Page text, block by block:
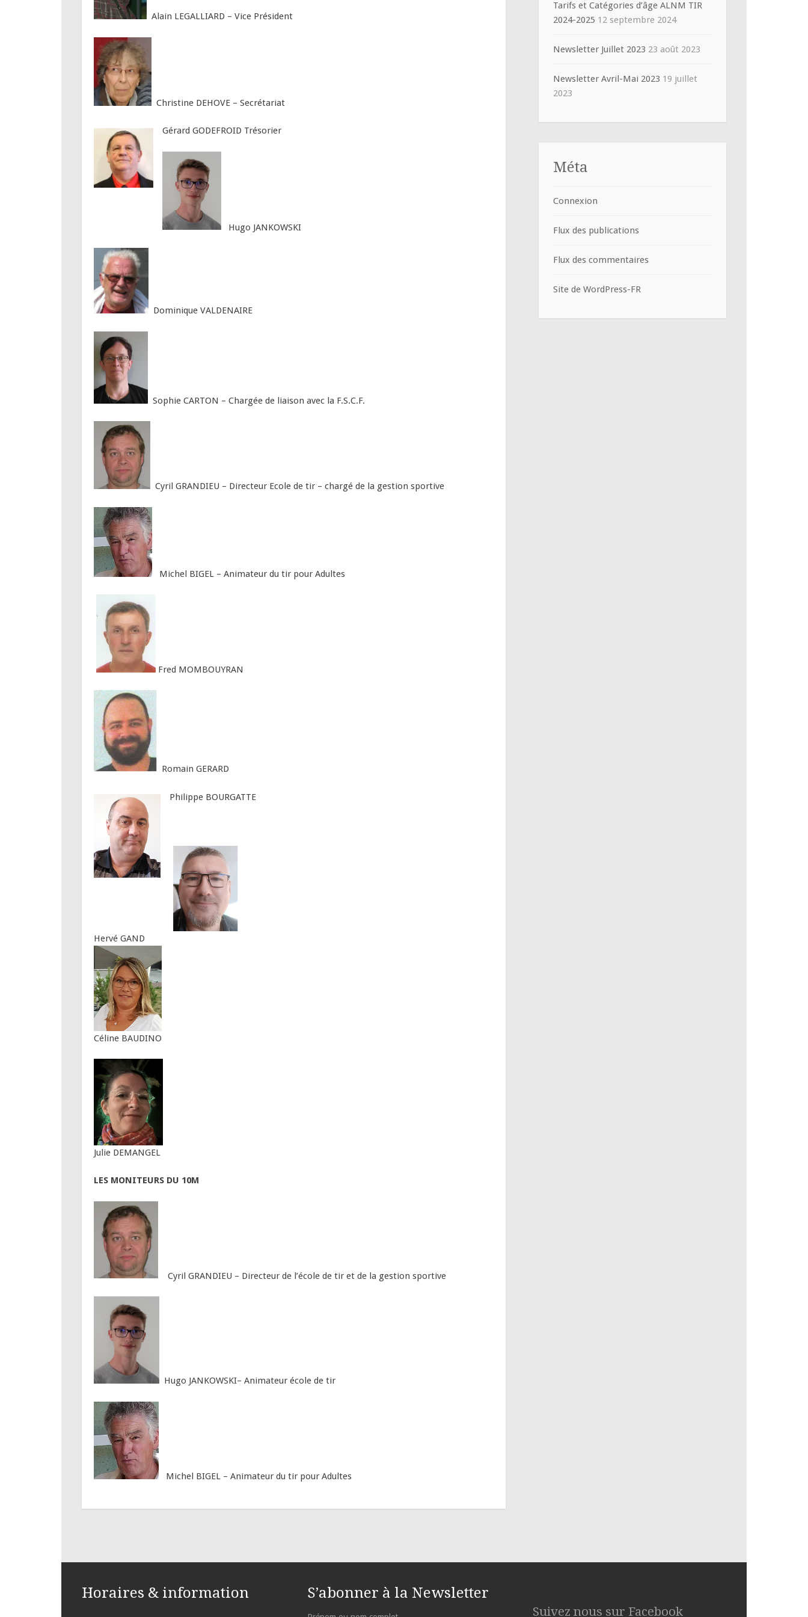
Alain LEGALLIARD – Vice Président
Christine DEHOVE – Secrétariat
Gérard GODEFROID Trésorier
Hugo JANKOWSKI
Dominique VALDENAIRE
Sophie CARTON – Chargée de liaison avec la F.S.C.F.
Cyril GRANDIEU – Directeur Ecole de tir – chargé de la gestion sportive
Michel BIGEL – Animateur du tir pour Adultes
Fred MOMBOUYRAN
Romain GERARD
Philippe BOURGATTE
Hervé GAND
Céline BAUDINO
Julie DEMANGEL
LES MONITEURS DU 10M
Cyril GRANDIEU – Directeur de l’école de tir et de la gestion sportive
Hugo JANKOWSKI– Animateur école de tir
Michel BIGEL – Animateur du tir pour Adultes
Tarifs et Catégories d’âge ALNM TIR
2024-2025 12 septembre 2024
Newsletter Juillet 2023 23 août 2023
Newsletter Avril-Mai 2023 19 juillet
2023
Méta
Connexion
Flux des publications
Flux des commentaires
Site de WordPress-FR
Horaires & information S’abonner à la Newsletter
Suivez nous sur Facebook